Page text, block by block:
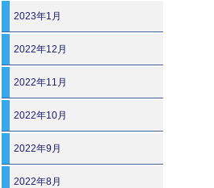
2023年1月
2022年12月
2022年11月
2022年10月
2022年9月
2022年8月